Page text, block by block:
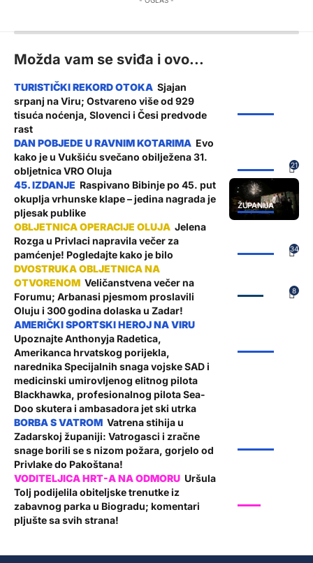
Možda vam se sviđa i ovo...
Sjajan
srpanj na Viru; Ostvareno više od 929
tisuća noćenja, Slovenci i Česi predvode
rast
21
Evo
kako je u Vukšiću svečano obilježena 31.
obljetnica VRO Oluja
ŽUPANIJA
Raspivano Bibinje po 45. put
okuplja vrhunske klape – jedina nagrada je
pljesak publike
34
Jelena
Rozga u Privlaci napravila večer za
pamćenje! Pogledajte kako je bilo
8
Veličanstvena večer na
Forumu; Arbanasi pjesmom proslavili
Oluju i 300 godina dolaska u Zadar!
Upoznajte Anthonyja Radetica,
Amerikanca hrvatskog porijekla,
narednika Specijalnih snaga vojske SAD i
medicinski umirovljenog elitnog pilota
Blackhawka, profesionalnog pilota Sea-
Doo skutera i ambasadora jet ski utrka
Vatrena stihija u
Zadarskoj županiji: Vatrogasci i zračne
snage borili se s nizom požara, gorjelo od
Privlake do Pakoštana!
Uršula
Tolj podijelila obiteljske trenutke iz
zabavnog parka u Biogradu; komentari
pljušte sa svih strana!